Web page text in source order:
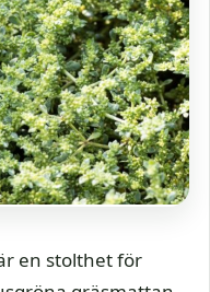
en stolthet för